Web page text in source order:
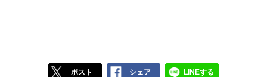
ポスト シェア LINEする